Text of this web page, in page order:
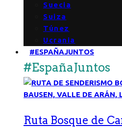
Suecia
Suiza
Túnez
Ucrania
#ESPAÑAJUNTOS
#EspañaJuntos
Ruta Bosque de